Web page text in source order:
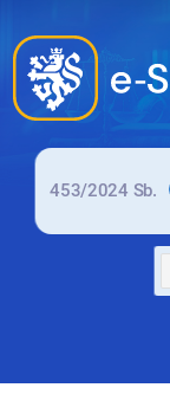
453/2024 Sb.